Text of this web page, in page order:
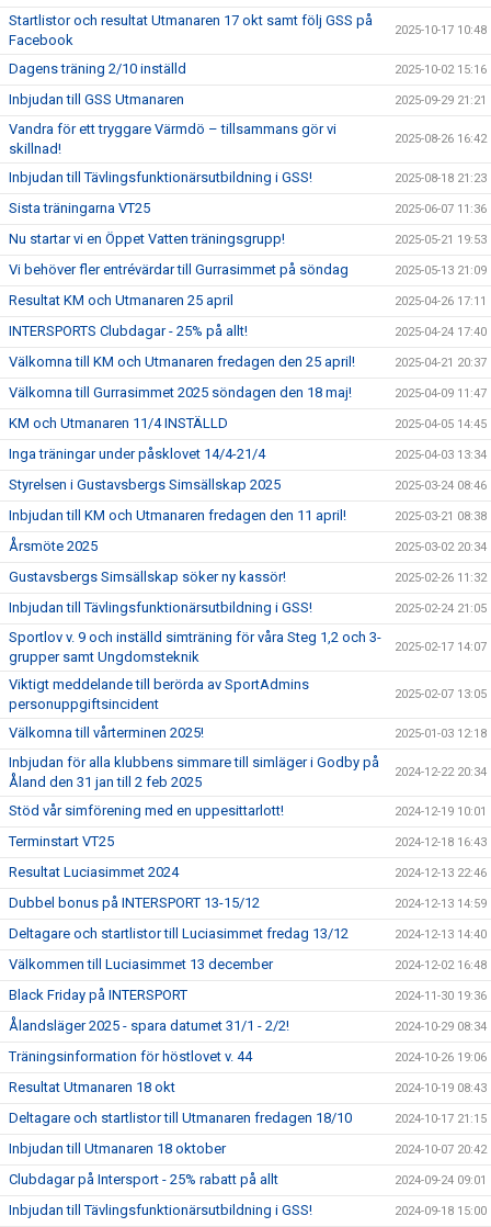
Startlistor och resultat Utmanaren 17 okt samt följ GSS på
Facebook
2025-10-17 10:48
Dagens träning 2/10 inställd 2025-10-02 15:16
Inbjudan till GSS Utmanaren 2025-09-29 21:21
Vandra för ett tryggare Värmdö – tillsammans gör vi
skillnad!
2025-08-26 16:42
Inbjudan till Tävlingsfunktionärsutbildning i GSS! 2025-08-18 21:23
Sista träningarna VT25 2025-06-07 11:36
Nu startar vi en Öppet Vatten träningsgrupp! 2025-05-21 19:53
Vi behöver fler entrévärdar till Gurrasimmet på söndag 2025-05-13 21:09
Resultat KM och Utmanaren 25 april 2025-04-26 17:11
INTERSPORTS Clubdagar - 25% på allt! 2025-04-24 17:40
Välkomna till KM och Utmanaren fredagen den 25 april! 2025-04-21 20:37
Välkomna till Gurrasimmet 2025 söndagen den 18 maj! 2025-04-09 11:47
KM och Utmanaren 11/4 INSTÄLLD 2025-04-05 14:45
Inga träningar under påsklovet 14/4-21/4 2025-04-03 13:34
Styrelsen i Gustavsbergs Simsällskap 2025 2025-03-24 08:46
Inbjudan till KM och Utmanaren fredagen den 11 april! 2025-03-21 08:38
Årsmöte 2025 2025-03-02 20:34
Gustavsbergs Simsällskap söker ny kassör! 2025-02-26 11:32
Inbjudan till Tävlingsfunktionärsutbildning i GSS! 2025-02-24 21:05
Sportlov v. 9 och inställd simträning för våra Steg 1,2 och 3-
grupper samt Ungdomsteknik
2025-02-17 14:07
Viktigt meddelande till berörda av SportAdmins
personuppgiftsincident
2025-02-07 13:05
Välkomna till vårterminen 2025! 2025-01-03 12:18
Inbjudan för alla klubbens simmare till simläger i Godby på
Åland den 31 jan till 2 feb 2025
2024-12-22 20:34
Stöd vår simförening med en uppesittarlott! 2024-12-19 10:01
Terminstart VT25 2024-12-18 16:43
Resultat Luciasimmet 2024 2024-12-13 22:46
Dubbel bonus på INTERSPORT 13-15/12 2024-12-13 14:59
Deltagare och startlistor till Luciasimmet fredag 13/12 2024-12-13 14:40
Välkommen till Luciasimmet 13 december 2024-12-02 16:48
Black Friday på INTERSPORT 2024-11-30 19:36
Ålandsläger 2025 - spara datumet 31/1 - 2/2! 2024-10-29 08:34
Träningsinformation för höstlovet v. 44 2024-10-26 19:06
Resultat Utmanaren 18 okt 2024-10-19 08:43
Deltagare och startlistor till Utmanaren fredagen 18/10 2024-10-17 21:15
Inbjudan till Utmanaren 18 oktober 2024-10-07 20:42
Clubdagar på Intersport - 25% rabatt på allt 2024-09-24 09:01
Inbjudan till Tävlingsfunktionärsutbildning i GSS! 2024-09-18 15:00